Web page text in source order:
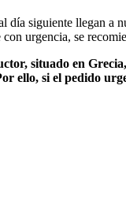
siguiente llegan
urgencia, se
situado en
ello, si el pedido